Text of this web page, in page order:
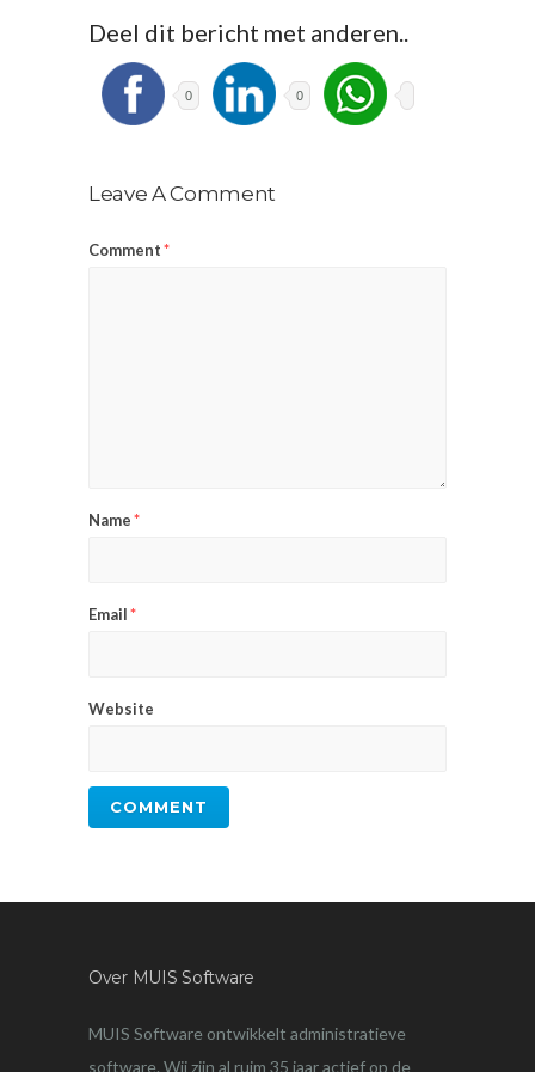
Deel dit bericht met anderen..
0 0
Leave A Comment
Comment*
Name*
Email*
Website
Over MUIS Software
MUIS Software ontwikkelt administratieve
software. Wij zijn al ruim 35 jaar actief op de